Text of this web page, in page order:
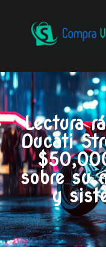
Lectura
Ducati
sobre su
y